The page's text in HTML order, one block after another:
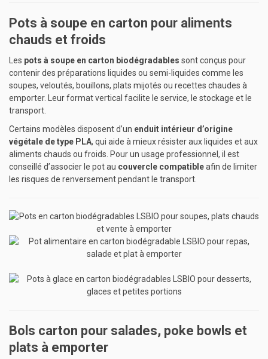
Pots à soupe en carton pour aliments
chauds et froids
Les pots à soupe en carton biodégradables sont conçus pour
contenir des préparations liquides ou semi-liquides comme les
soupes, veloutés, bouillons, plats mijotés ou recettes chaudes à
emporter. Leur format vertical facilite le service, le stockage et le
transport.
Certains modèles disposent d’un enduit intérieur d’origine
végétale de type PLA, qui aide à mieux résister aux liquides et aux
aliments chauds ou froids. Pour un usage professionnel, il est
conseillé d’associer le pot au couvercle compatibleafin de limiter
les risques de renversement pendant le transport.
Bols carton pour salades, poke bowls et
plats à emporter